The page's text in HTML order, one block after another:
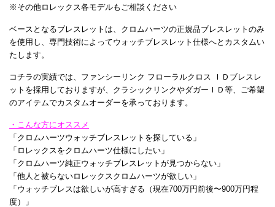
※その他ロレックス各モデルもご相談ください
ベースとなるブレスレットは、クロムハーツの正規品ブレスレットのみ
を使用し、専門技術によってウォッチブレスレット仕様へとカスタムい
たします。
コチラの実績では、ファンシーリンク フローラルクロス ＩＤブレスレ
ットを採用しておりますが、クラシックリンクやダガーＩＤ等、ご希望
のアイテムでカスタムオーダーを承っております。
・こんな方にオススメ
「クロムハーツウォッチブレスレットを探している」
「ロレックスをクロムハーツ仕様にしたい」
「クロムハーツ純正ウォッチブレスレットが見つからない」
「他人と被らないロレックスクロムハーツが欲しい」
「ウォッチブレスは欲しいが高すぎる（現在700万円前後〜900万円程
度）」